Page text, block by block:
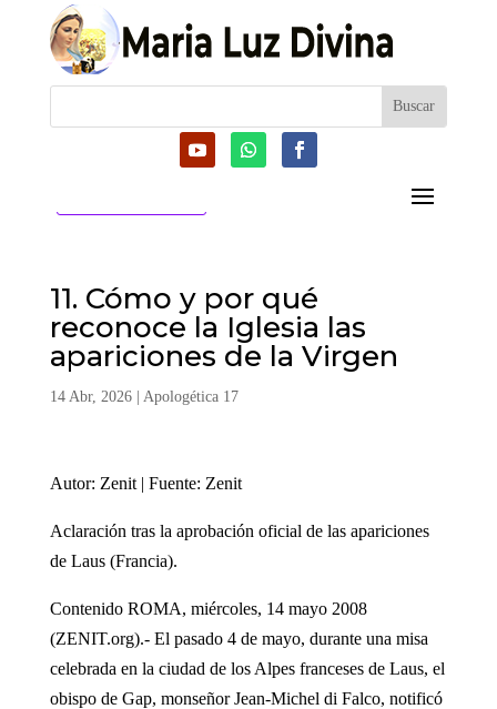
11. Cómo y por qué
reconoce la Iglesia las
apariciones de la Virgen
14 Abr, 2026| Apologética 17
Autor: Zenit | Fuente: Zenit
Aclaración tras la aprobación oficial de las apariciones
de Laus (Francia).
Contenido ROMA, miércoles, 14 mayo 2008
(ZENIT.org).- El pasado 4 de mayo, durante una misa
celebrada en la ciudad de los Alpes franceses de Laus, el
obispo de Gap, monseñor Jean-Michel di Falco, notificó